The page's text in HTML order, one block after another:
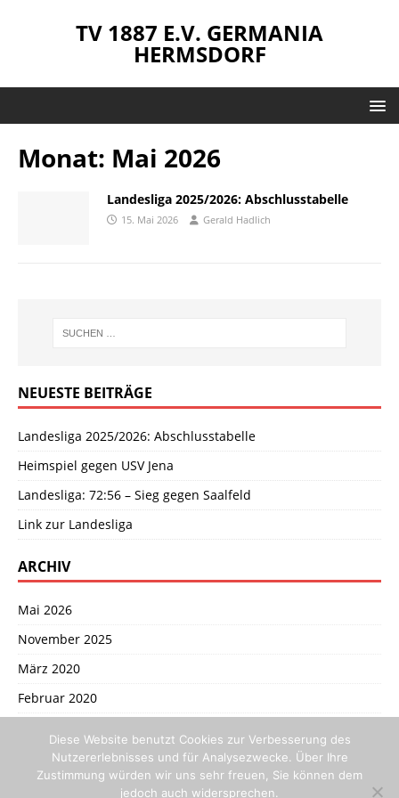
TV 1887 E.V. GERMANIA
HERMSDORF
Monat: Mai 2026
Landesliga 2025/2026: Abschlusstabelle
15. Mai 2026 Gerald Hadlich
NEUESTE BEITRÄGE
Landesliga 2025/2026: Abschlusstabelle
Heimspiel gegen USV Jena
Landesliga: 72:56 – Sieg gegen Saalfeld
Link zur Landesliga
ARCHIV
Mai 2026
November 2025
März 2020
Februar 2020
ANMELDEN
Anmelden
Diese Website benutzt Cookies zur Verbesserung des
Nutzererlebnisses und für Analysezwecke. Über Ihre
Zustimmung würden wir uns sehr freuen, Sie können dem
jedoch auch widersprechen.